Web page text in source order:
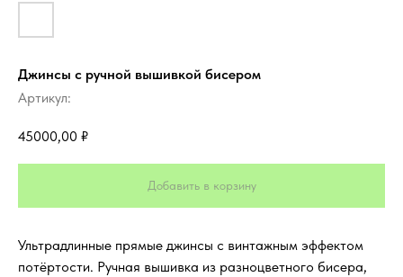
Джинсы с ручной вышивкой бисером
Артикул:
45000,00 ₽
Добавить в корзину
Ультрадлинные прямые джинсы с винтажным эффектом
потёртости. Ручная вышивка из разноцветного бисера,